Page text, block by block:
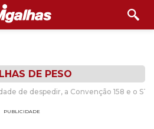
DE PESO
de despedir, a Convenção 158 e o STF
PUBLICIDADE